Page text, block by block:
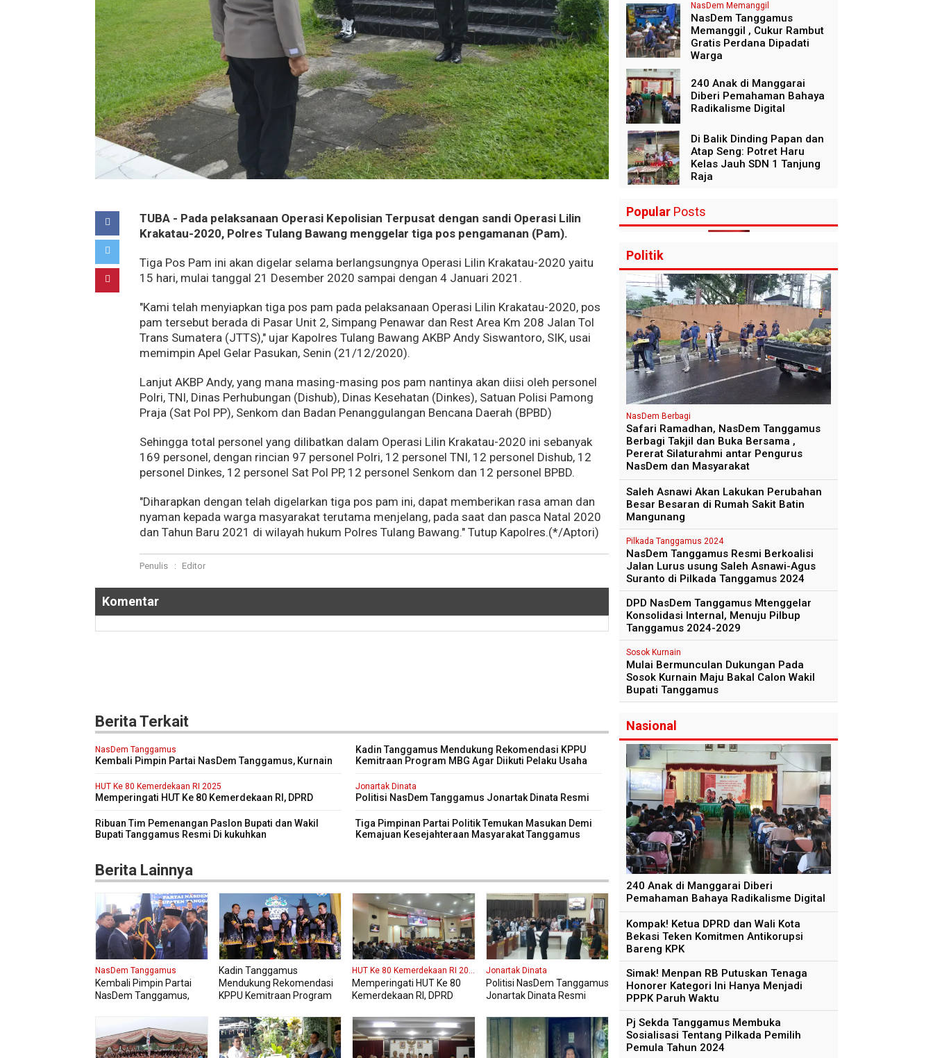
TUBA - Pada pelaksanaan Operasi Kepolisian Terpusat dengan sandi Operasi Lilin
Krakatau-2020, Polres Tulang Bawang menggelar tiga pos pengamanan (Pam).
Tiga Pos Pam ini akan digelar selama berlangsungnya Operasi Lilin Krakatau-2020 yaitu
15 hari, mulai tanggal 21 Desember 2020 sampai dengan 4 Januari 2021.
"Kami telah menyiapkan tiga pos pam pada pelaksanaan Operasi Lilin Krakatau-2020, pos
pam tersebut berada di Pasar Unit 2, Simpang Penawar dan Rest Area Km 208 Jalan Tol
Trans Sumatera (JTTS)," ujar Kapolres Tulang Bawang AKBP Andy Siswantoro, SIK, usai
memimpin Apel Gelar Pasukan, Senin (21/12/2020).
Lanjut AKBP Andy, yang mana masing-masing pos pam nantinya akan diisi oleh personel
Polri, TNI, Dinas Perhubungan (Dishub), Dinas Kesehatan (Dinkes), Satuan Polisi Pamong
Praja (Sat Pol PP), Senkom dan Badan Penanggulangan Bencana Daerah (BPBD)
Sehingga total personel yang dilibatkan dalam Operasi Lilin Krakatau-2020 ini sebanyak
169 personel, dengan rincian 97 personel Polri, 12 personel TNI, 12 personel Dishub, 12
personel Dinkes, 12 personel Sat Pol PP, 12 personel Senkom dan 12 personel BPBD.
"Diharapkan dengan telah digelarkan tiga pos pam ini, dapat memberikan rasa aman dan
nyaman kepada warga masyarakat terutama menjelang, pada saat dan pasca Natal 2020
dan Tahun Baru 2021 di wilayah hukum Polres Tulang Bawang." Tutup Kapolres.(*/Aptori)
Penulis : Editor
Komentar
Berita Terkait
NasDem Tanggamus
Kembali Pimpin Partai NasDem Tanggamus, Kurnain
lipat
Kadin Tanggamus Mendukung Rekomendasi KPPU
Kemitraan Program MBG Agar Diikuti Pelaku Usaha
HUT Ke 80 Kemerdekaan RI 2025
Memperingati HUT Ke 80 Kemerdekaan RI, DPRD
Istimewa
Jonartak Dinata
Politisi NasDem Tanggamus Jonartak Dinata Resmi
Ribuan Tim Pemenangan Paslon Bupati dan Wakil
Bupati Tanggamus Resmi Di kukuhkan
Tiga Pimpinan Partai Politik Temukan Masukan Demi
Kemajuan Kesejahteraan Masyarakat Tanggamus
Berita Lainnya
NasDem Tanggamus
Kembali Pimpin Partai
NasDem Tanggamus,
Mendatang Dua Kali lipat
Kadin Tanggamus
Mendukung Rekomendasi
KPPU Kemitraan Program
Usaha Lokal Kabupaten
HUT Ke 80 Kemerdekaan RI 2025
Memperingati HUT Ke 80
Kemerdekaan RI, DPRD
Menggelar Sidang
Paripurna Istimewa
Jonartak Dinata
Politisi NasDem Tanggamus
Jonartak Dinata Resmi
Tanggamus
NasDem Memanggil
NasDem Tanggamus
Memanggil , Cukur Rambut
Gratis Perdana Dipadati
Warga
240 Anak di Manggarai
Diberi Pemahaman Bahaya
Radikalisme Digital
Di Balik Dinding Papan dan
Atap Seng: Potret Haru
Kelas Jauh SDN 1 Tanjung
Raja
Popular Posts
Politik
NasDem Berbagi
Safari Ramadhan, NasDem Tanggamus
Berbagi Takjil dan Buka Bersama ,
Pererat Silaturahmi antar Pengurus
NasDem dan Masyarakat
Saleh Asnawi Akan Lakukan Perubahan
Besar Besaran di Rumah Sakit Batin
Mangunang
Pilkada Tanggamus 2024
NasDem Tanggamus Resmi Berkoalisi
Jalan Lurus usung Saleh Asnawi-Agus
Suranto di Pilkada Tanggamus 2024
DPD NasDem Tanggamus Mtenggelar
Konsolidasi Internal, Menuju Pilbup
Tanggamus 2024-2029
Sosok Kurnain
Mulai Bermunculan Dukungan Pada
Sosok Kurnain Maju Bakal Calon Wakil
Bupati Tanggamus
Nasional
240 Anak di Manggarai Diberi
Pemahaman Bahaya Radikalisme Digital
Kompak! Ketua DPRD dan Wali Kota
Bekasi Teken Komitmen Antikorupsi
Bareng KPK
Simak! Menpan RB Putuskan Tenaga
Honorer Kategori Ini Hanya Menjadi
PPPK Paruh Waktu
Pj Sekda Tanggamus Membuka
Sosialisasi Tentang Pilkada Pemilih
Pemula Tahun 2024